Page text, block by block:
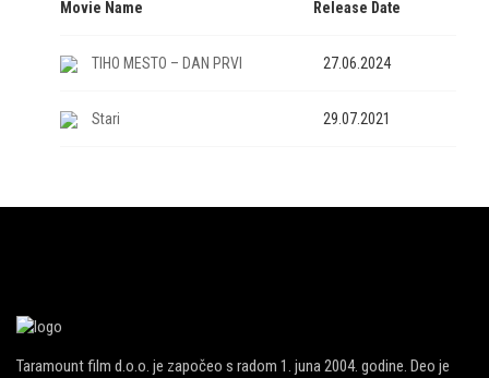
Movie Name Release Date
TIHO MESTO – DAN PRVI 27.06.2024
Stari 29.07.2021
Taramount film d.o.o. je započeo s radom 1. juna 2004. godine. Deo je